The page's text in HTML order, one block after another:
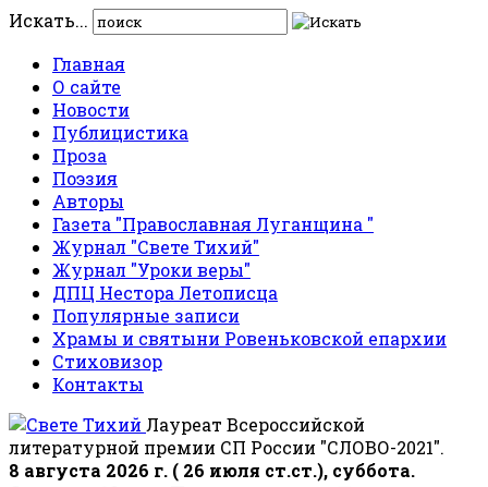
Искать...
Главная
О сайте
Новости
Публицистика
Проза
Поэзия
Авторы
Газета "Православная Луганщина "
Журнал "Свете Тихий"
Журнал "Уроки веры"
ДПЦ Нестора Летописца
Популярные записи
Храмы и святыни Ровеньковской епархии
Стиховизор
Контакты
Лауреат Всероссийской
литературной премии СП России "СЛОВО-2021".
8 августа 2026 г. ( 26 июля ст.ст.), суббота.